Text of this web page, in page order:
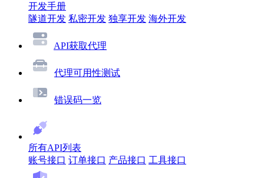
开发手册
隧道开发 私密开发 独享开发 海外开发
API获取代理
代理可用性测试
错误码一览
所有API列表
账号接口 订单接口 产品接口 工具接口